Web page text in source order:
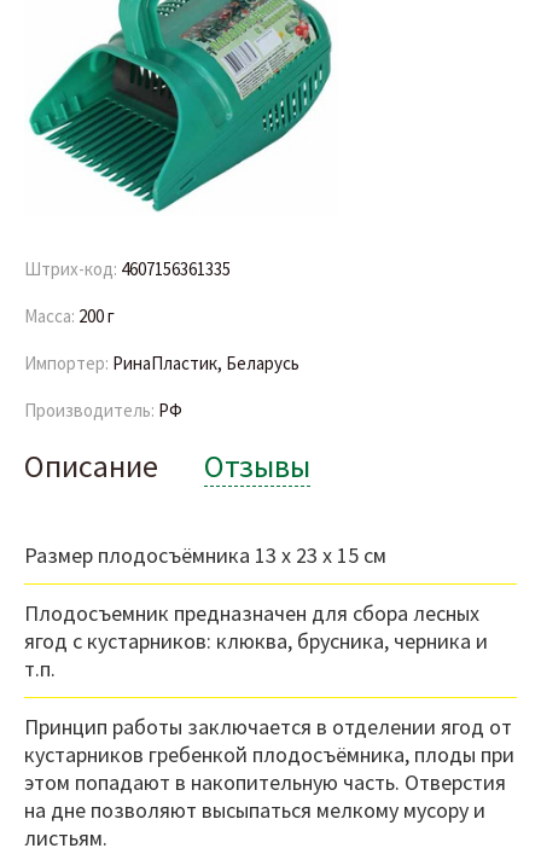
Штрих-код: 4607156361335
Масса: 200 г
Импортер: РинаПластик, Беларусь
Производитель: РФ
Описание Отзывы
Размер плодосъёмника 13 х 23 х 15 см
Плодосъемник предназначен для сбора лесных
ягод с кустарников: клюква, брусника, черника и
т.п.
Принцип работы заключается в отделении ягод от
кустарников гребенкой плодосъёмника, плоды при
этом попадают в накопительную часть. Отверстия
на дне позволяют высыпаться мелкому мусору и
листьям.